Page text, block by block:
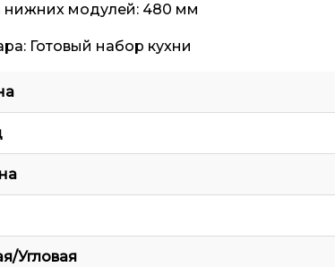
нижних модулей: 480 мм
Готовый набор кухни
Угловая